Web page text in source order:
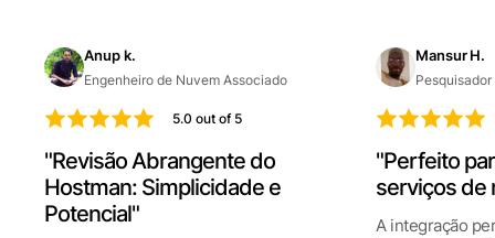
Anup k.
Engenheiro de Nuvem Associado
5.0 out of 5
"Revisão Abrangente do
Hostman: Simplicidade e
Potencial"
Mansur H.
"Perfeito
serviços de
A integração